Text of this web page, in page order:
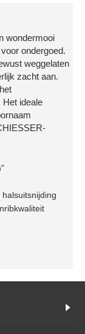
wondermooi
ondergoed.
weggelaten
zacht aan.
Het ideale